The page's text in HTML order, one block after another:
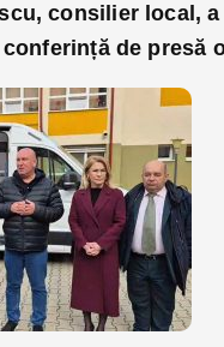
consilier local,
de presă